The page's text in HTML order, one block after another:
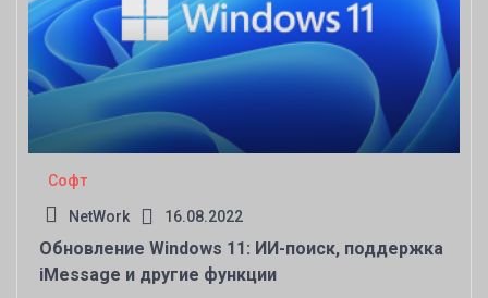
Софт
NetWork 16.08.2022
Обновление Windows 11: ИИ-поиск, поддержка
iMessage и другие функции